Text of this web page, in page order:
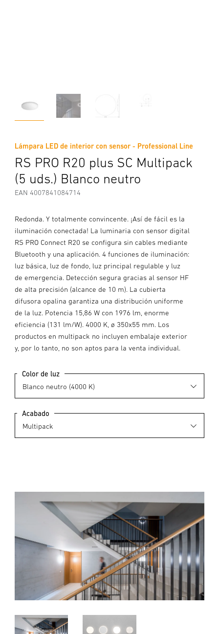
Lámpara LED de interior con sensor - Professional Line
RS PRO R20 plus SC Multipack
(5 uds.) Blanco neutro
EAN 4007841084714
Redonda. Y totalmente convincente. ¡Así de fácil es la
iluminación conectada! La luminaria con sensor digital
RS PRO Connect R20 se configura sin cables mediante
Bluetooth y una aplicación. 4 funciones de iluminación:
luz básica, luz de fondo, luz principal regulable y luz
de emergencia. Detección segura gracias al sensor HF
de alta precisión (alcance de 10 m). La cubierta
difusora opalina garantiza una distribución uniforme
de la luz. Potencia 15,86 W con 1976 lm, enorme
eficiencia (131 lm/W). 4000 K, ø 350x55 mm. Los
productos en multipack no incluyen embalaje exterior
y, por lo tanto, no son aptos para la venta individual.
Color de luz
Acabado